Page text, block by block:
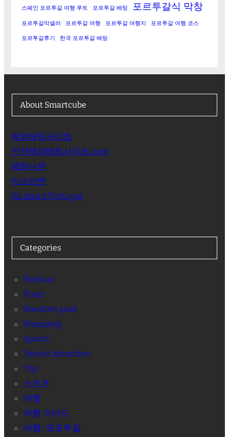
스페인 포르투갈 여행 루트 포르투갈 배팅 포르투갈식 막창
포르투갈악셀러 포르투갈 여행 포르투갈 여행지 포르투갈 여행 코스
포르투갈후기 한국 포르투갈 배팅
About Smartcube
해외배팅사이트
안전해외배팅사이트.com
배팅나무
마스터벳
All about Portugal
Categories
Festival
Food
Random post
Shopping
Sports
Tourist attraction
Trip
스포츠
여행
여행 가이드
여행/포르투갈